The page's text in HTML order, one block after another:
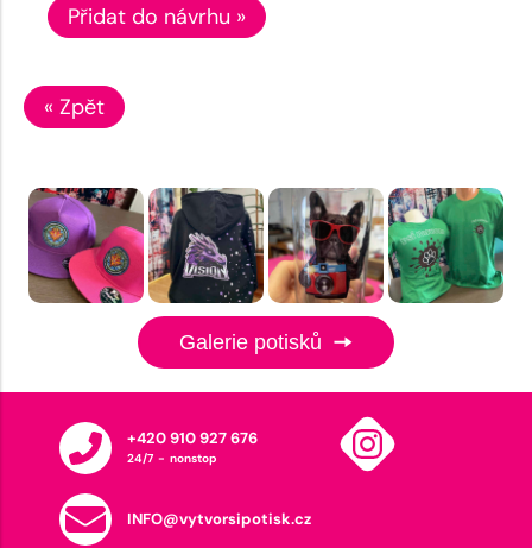
Přidat do návrhu »
« Zpět
Galerie potisků
+420 910 927 676
24/7 - nonstop
INFO@vytvorsipotisk.cz